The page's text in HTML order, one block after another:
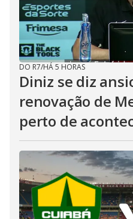
DO R7/HÁ 5 HORAS
Diniz se diz
renovação de
perto de